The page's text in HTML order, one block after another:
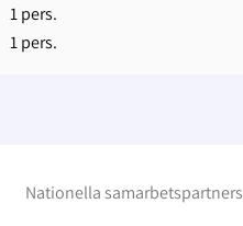
1 pers.
1 pers.
Nationella samarbetspartners